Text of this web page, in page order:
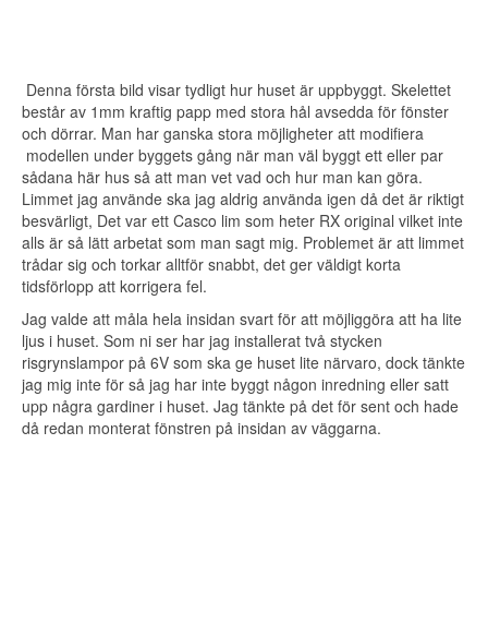
Denna första bild visar tydligt hur huset är uppbyggt. Skelettet
består av 1mm kraftig papp med stora hål avsedda för fönster
och dörrar. Man har ganska stora möjligheter att modifiera
modellen under byggets gång när man väl byggt ett eller par
sådana här hus så att man vet vad och hur man kan göra.
Limmet jag använde ska jag aldrig använda igen då det är riktigt
besvärligt, Det var ett Casco lim som heter RX original vilket inte
alls är så lätt arbetat som man sagt mig. Problemet är att limmet
trådar sig och torkar alltför snabbt, det ger väldigt korta
tidsförlopp att korrigera fel.
Jag valde att måla hela insidan svart för att möjliggöra att ha lite
ljus i huset. Som ni ser har jag installerat två stycken
risgrynslampor på 6V som ska ge huset lite närvaro, dock tänkte
jag mig inte för så jag har inte byggt någon inredning eller satt
upp några gardiner i huset. Jag tänkte på det för sent och hade
då redan monterat fönstren på insidan av väggarna.